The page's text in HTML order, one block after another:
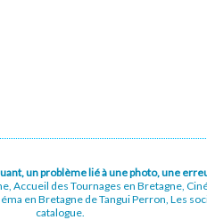
un problème lié à une photo, une
Accueil des Tournages en Bretagne,
en Bretagne de Tangui Perron, Les
catalogue.